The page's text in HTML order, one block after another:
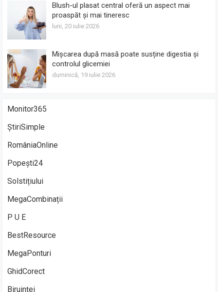
Blush-ul plasat central oferă un aspect mai
proaspăt și mai tineresc
luni, 20 iulie 2026
Mișcarea după masă poate susține digestia și
controlul glicemiei
duminică, 19 iulie 2026
Monitor365
ȘtiriSimple
RomâniaOnline
Popești24
Solstițiului
MegaCombinații
P U E
BestResource
MegaPonturi
GhidCorect
Biruinței